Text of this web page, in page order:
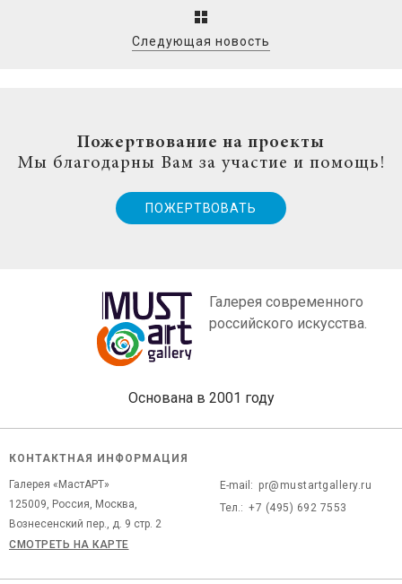
Следующая новость
Пожертвование на проекты
Мы благодарны Вам за участие и помощь!
ПОЖЕРТВОВАТЬ
Галерея современного
российского искусства.
Основана в 2001 году
КОНТАКТНАЯ ИНФОРМАЦИЯ
Галерея «МастАРТ»
125009, Россия, Москва,
Вознесенский пер., д. 9 стр. 2
СМОТРЕТЬ НА КАРТЕ
E-mail: pr@mustartgallery.ru
Тел.: +7 (495) 692 7553